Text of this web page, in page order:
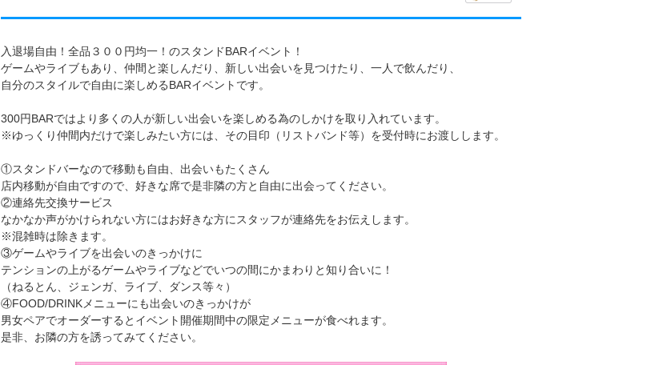
入退場自由！全品３００円均一！のスタンドBARイベント！
ゲームやライブもあり、仲間と楽しんだり、新しい出会いを見つけたり、一人で飲んだり、
自分のスタイルで自由に楽しめるBARイベントです。
300円BARではより多くの人が新しい出会いを楽しめる為のしかけを取り入れています。
※ゆっくり仲間内だけで楽しみたい方には、その目印（リストバンド等）を受付時にお渡しします。
①スタンドバーなので移動も自由、出会いもたくさん
店内移動が自由ですので、好きな席で是非隣の方と自由に出会ってください。
②連絡先交換サービス
なかなか声がかけられない方にはお好きな方にスタッフが連絡先をお伝えします。
※混雑時は除きます。
③ゲームやライブを出会いのきっかけに
テンションの上がるゲームやライブなどでいつの間にかまわりと知り合いに！
（ねるとん、ジェンガ、ライブ、ダンス等々）
④FOOD/DRINKメニューにも出会いのきっかけが
男女ペアでオーダーするとイベント開催期間中の限定メニューが食べれます。
是非、お隣の方を誘ってみてください。